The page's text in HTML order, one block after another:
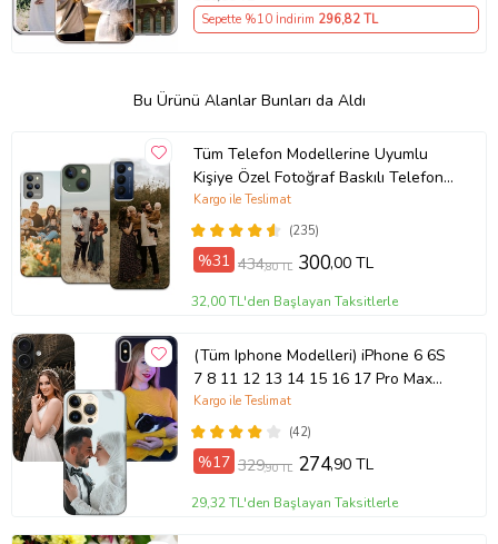
Sepette %10 İndirim 296,82 TL
Bu Ürünü Alanlar Bunları da Aldı
Tüm Telefon Modellerine Uyumlu
Kişiye Özel Fotoğraf Baskılı Telefon
Kılıfı
(235)
Kargo ile Teslimat
%31 434,80 TL 300,00 TL
32,00 TL'den Başlayan Taksitlerle
(Tüm Iphone Modelleri) iPhone 6 6S
7 8 11 12 13 14 15 16 17 Pro Max
Plus Mini Kişiye Özel Resimli
Fotoğraflı Kılıf(42)
Kargo ile Teslimat
%17 329,90 TL 274,90 TL
29,32 TL'den Başlayan Taksitlerle